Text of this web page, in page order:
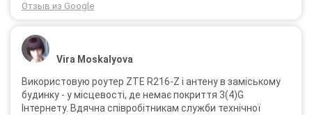
Отзыв из Google
Vira Moskalyova
Використовую роутер ZTE R216-Z і антену в заміському
будинку - у місцевості, де немає покриття 3(4)G
Інтернету. Вдячна співробітникам служби технічної